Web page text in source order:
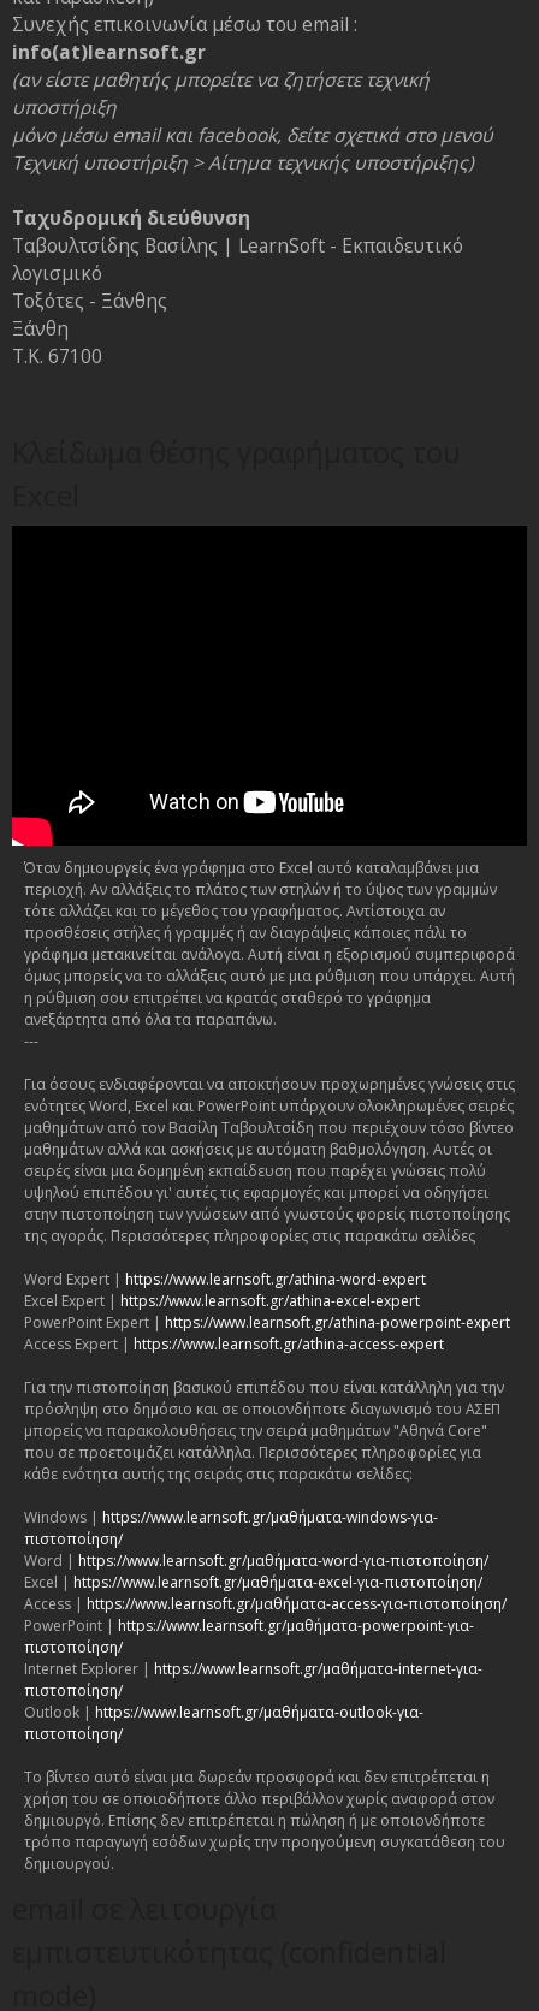
Συνεχής επικοινωνία μέσω του email :
info(at)learnsoft.gr
(αν είστε μαθητής μπορείτε να ζητήσετε τεχνική
υποστήριξη
μόνο μέσω email και facebook, δείτε σχετικά στο μενού
Τεχνική υποστήριξη > Αίτημα τεχνικής υποστήριξης)
Ταχυδρομική διεύθυνση
Ταβουλτσίδης Βασίλης | LearnSoft - Εκπαιδευτικό
λογισμικό
Τοξότες - Ξάνθης
Ξάνθη
Τ.Κ. 67100
Όταν δημιουργείς ένα γράφημα στο Excel αυτό καταλαμβάνει μια
περιοχή. Αν αλλάξεις το πλάτος των στηλών ή το ύψος των γραμμών
τότε αλλάζει και το μέγεθος του γραφήματος. Αντίστοιχα αν
προσθέσεις στήλες ή γραμμές ή αν διαγράψεις κάποιες πάλι το
γράφημα μετακινείται ανάλογα. Αυτή είναι η εξορισμού συμπεριφορά
όμως μπορείς να το αλλάξεις αυτό με μια ρύθμιση που υπάρχει. Αυτή
η ρύθμιση σου επιτρέπει να κρατάς σταθερό το γράφημα
ανεξάρτητα από όλα τα παραπάνω.
---
Για όσους ενδιαφέρονται να αποκτήσουν προχωρημένες γνώσεις στις
ενότητες Word, Excel και PowerPoint υπάρχουν ολοκληρωμένες σειρές
μαθημάτων από τον Βασίλη Ταβουλτσίδη που περιέχουν τόσο βίντεο
μαθημάτων αλλά και ασκήσεις με αυτόματη βαθμολόγηση. Αυτές οι
σειρές είναι μια δομημένη εκπαίδευση που παρέχει γνώσεις πολύ
υψηλού επιπέδου γι' αυτές τις εφαρμογές και μπορεί να οδηγήσει
στην πιστοποίηση των γνώσεων από γνωστούς φορείς πιστοποίησης
της αγοράς. Περισσότερες πληροφορίες στις παρακάτω σελίδες
Word Expert | https://www.learnsoft.gr/athina-word-expert
Excel Expert | https://www.learnsoft.gr/athina-excel-expert
PowerPoint Expert | https://www.learnsoft.gr/athina-powerpoint-expert
Access Expert | https://www.learnsoft.gr/athina-access-expert
Για την πιστοποίηση βασικού επιπέδου που είναι κατάλληλη για την
πρόσληψη στο δημόσιο και σε οποιονδήποτε διαγωνισμό του ΑΣΕΠ
μπορείς να παρακολουθήσεις την σειρά μαθημάτων "Αθηνά Core"
που σε προετοιμάζει κατάλληλα. Περισσότερες πληροφορίες για
κάθε ενότητα αυτής της σειράς στις παρακάτω σελίδες:
Windows | https://www.learnsoft.gr/μαθήματα-windows-για-
πιστοποίηση/
Word | https://www.learnsoft.gr/μαθήματα-word-για-πιστοποίηση/
Excel | https://www.learnsoft.gr/μαθήματα-excel-για-πιστοποίηση/
Access | https://www.learnsoft.gr/μαθήματα-access-για-πιστοποίηση/
PowerPoint | https://www.learnsoft.gr/μαθήματα-powerpoint-για-
πιστοποίηση/
Internet Explorer | https://www.learnsoft.gr/μαθήματα-internet-για-
πιστοποίηση/
Outlook | https://www.learnsoft.gr/μαθήματα-outlook-για-
πιστοποίηση/
Το βίντεο αυτό είναι μια δωρεάν προσφορά και δεν επιτρέπεται η
χρήση του σε οποιοδήποτε άλλο περιβάλλον χωρίς αναφορά στον
δημιουργό. Επίσης δεν επιτρέπεται η πώληση ή με οποιονδήποτε
τρόπο παραγωγή εσόδων χωρίς την προηγούμενη συγκατάθεση του
δημιουργού.